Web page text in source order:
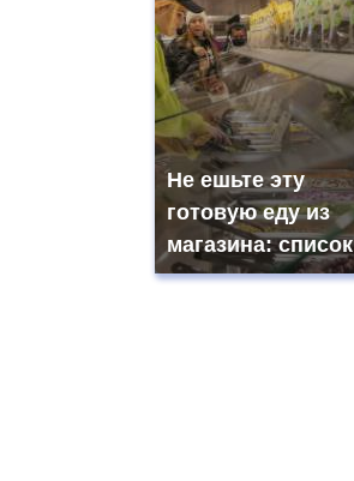
Не ешьте эту
готовую еду из
магазина: список